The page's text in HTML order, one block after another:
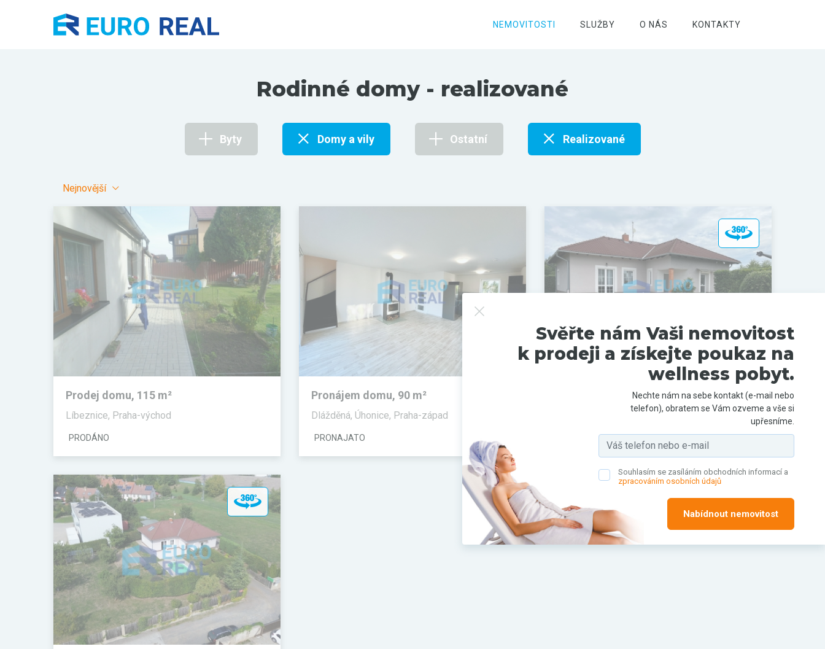
NEMOVITOSTI SLUŽBY O NÁS KONTAKTY
Rodinné domy - realizované
Byty Domy a vily Ostatní Realizované
Nejnovější
Prodej domu, 115 m²
Líbeznice, Praha-východ
PRODÁNO
Pronájem domu, 90 m²
Dlážděná, Úhonice, Praha-západ
PRONAJATO
Prodej domu, 245 m²
Luční, Vestec, Praha-západ
PRODÁNO
Svěřte nám Vaši nemovitost
k prodeji a získejte poukaz na
wellness pobyt.
Nechte nám na sebe kontakt (e-mail nebo
telefon), obratem se Vám ozveme a vše si
upřesníme.
Souhlasím se zasíláním obchodních informací a
zpracováním osobních údajů
Nabídnout nemovitost